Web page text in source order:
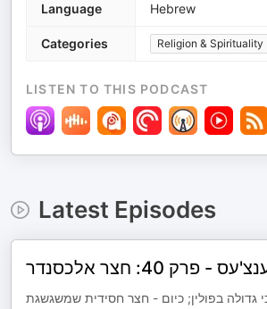
Language Hebrew
Categories Religion & Spirituality
LISTEN TO THIS PODCAST
Latest Episodes
- פרק 40: חצר אלכסנדר
בפולין; כיום - חצר חסידית שמשגשגת